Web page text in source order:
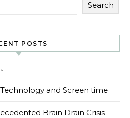
Search
POSTS
and Screen time
Brain Drain Crisis